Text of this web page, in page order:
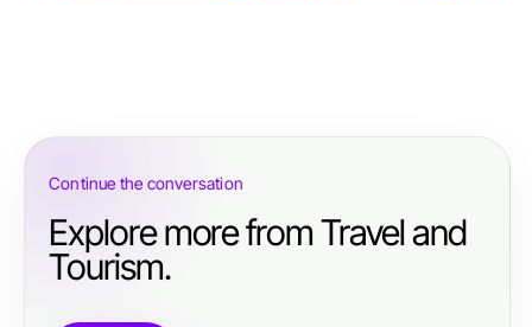
Continue the conversation
Explore more from Travel and
Tourism.